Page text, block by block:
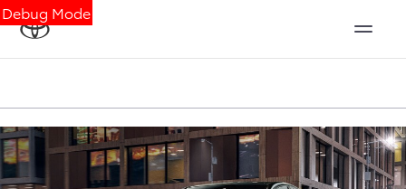
Debug Mode